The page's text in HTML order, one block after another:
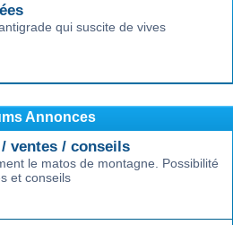
qui suscite de vives
Annonces
ventes / conseils
le matos de montagne. Possibilité
et conseils